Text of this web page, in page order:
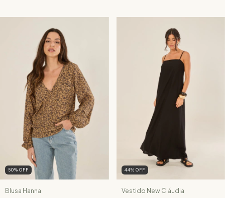
50% OFF
Blusa Hanna
44% OFF
Vestido New Cláudia